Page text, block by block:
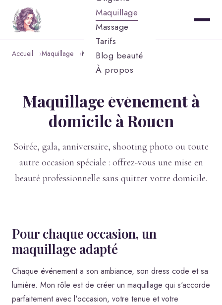
Maquillage
Massage
Tarifs
Blog beauté
À propos
Accueil Maquillage Maquillage événement
Maquillage événement à
domicile à Rouen
Soirée, gala, anniversaire, shooting photo ou toute
autre occasion spéciale : offrez-vous une mise en
beauté professionnelle sans quitter votre domicile.
Pour chaque occasion, un
maquillage adapté
Chaque événement a son ambiance, son dress code et sa
lumière. Mon rôle est de créer un maquillage qui s'accorde
parfaitement avec l'occasion, votre tenue et votre